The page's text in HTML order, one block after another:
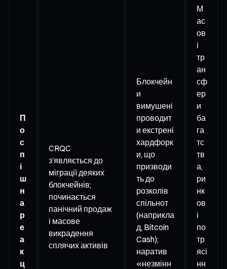
П
о
с
п
і
ш
н
а
р
е
а
к
ц
CRQC
з’являється до
міграції деяких
блокчейнів;
починається
панічний продаж
і масове
викрадення
сплячих активів
Блокчейн
и
вимушені
проводит
и екстрені
хардфорк
и, що
призводи
ть до
розколів
спільнот
(наприкла
д, Bitcoin
Cash);
наратив
«незмінн
М
ас
ов
і
тр
ан
сф
ер
и
ба
га
тс
тв
а,
ри
нк
ов
і
по
тр
ясі
нн